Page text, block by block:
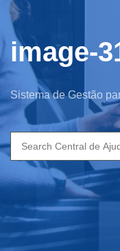
image-
Sistema de Gestão
Search
for: